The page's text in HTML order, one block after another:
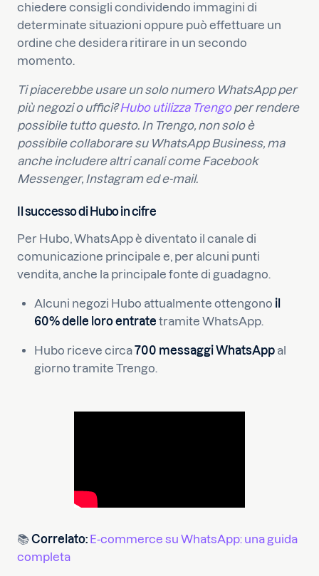
chiedere consigli condividendo immagini di
determinate situazioni oppure può effettuare un
ordine che desidera ritirare in un secondo
momento.
Ti piacerebbe usare un solo numero WhatsApp per
più negozi o uffici?Hubo utilizza Trengoper rendere
possibile tutto questo. In Trengo, non solo è
possibile collaborare su WhatsApp Business, ma
anche includere altri canali come Facebook
Messenger, Instagram ed e-mail.
Il successo di Hubo in cifre
Per Hubo, WhatsApp è diventato il canale di
comunicazione principale e, per alcuni punti
vendita, anche la principale fonte di guadagno.
Alcuni negozi Hubo attualmente ottengono il
60% delle loro entrate tramite WhatsApp.
Hubo riceve circa700 messaggi WhatsAppal
giorno tramite Trengo.
📚Correlato: E-commerce su WhatsApp: una guida
completa